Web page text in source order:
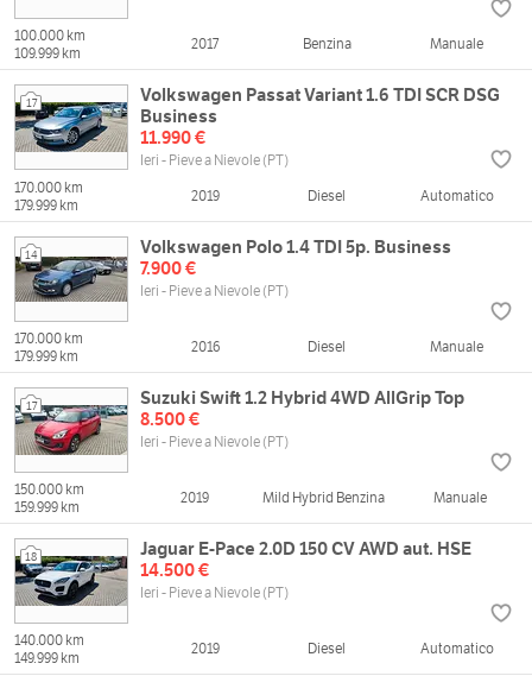
100.000 km
109.999 km
2017 Benzina Manuale
17
Volkswagen Passat Variant 1.6 TDI SCR DSG
Business
11.990 €
Ieri - Pieve a Nievole (PT)
170.000 km
179.999 km
2019 Diesel Automatico
14
Volkswagen Polo 1.4 TDI 5p. Business
7.900 €
Ieri - Pieve a Nievole (PT)
170.000 km
179.999 km
2016 Diesel Manuale
17
Suzuki Swift 1.2 Hybrid 4WD AllGrip Top
8.500 €
Ieri - Pieve a Nievole (PT)
150.000 km
159.999 km
2019 Mild Hybrid Benzina Manuale
18
Jaguar E-Pace 2.0D 150 CV AWD aut. HSE
14.500 €
Ieri - Pieve a Nievole (PT)
140.000 km
149.999 km
2019 Diesel Automatico